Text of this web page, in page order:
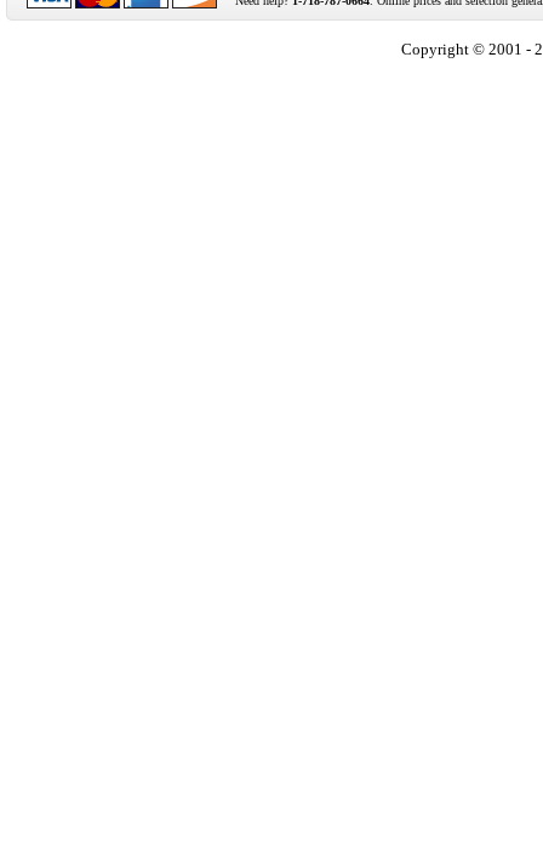
Copyright © 2001 -